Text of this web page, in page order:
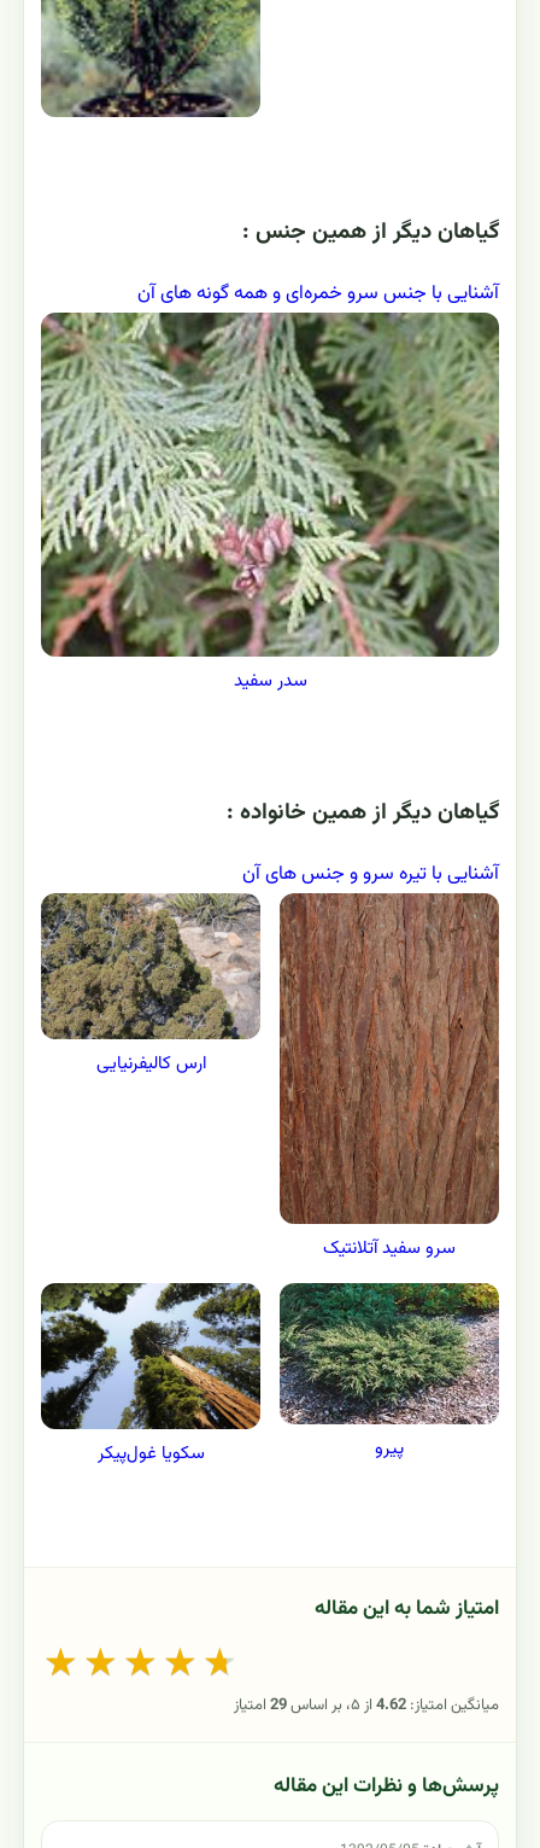
گياهان ديگر از همين جنس :
آشنایی با جنس سرو خمره‌ای و همه گونه های آن
سدر سفید
گياهان ديگر از همين خانواده :
آشنایی با تیره سرو و جنس های آن
سرو سفید آتلانتیک
ارس کالیفرنیایی
پیرو سکویا غول‌پیکر
امتیاز شما به این مقاله
★ ★ ★ ★ ★
میانگین امتیاز: 4.62از ۵، بر اساس 29امتیاز
پرسش‌ها و نظرات این مقاله